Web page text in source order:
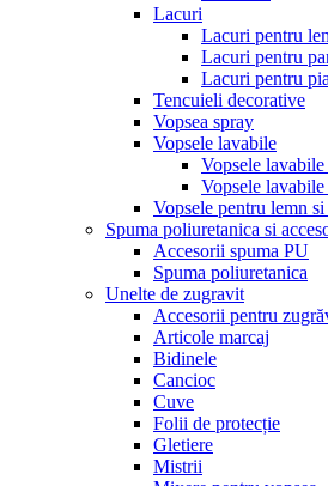
Lacuri
Lacuri pentru
Lacuri pentru
Lacuri pentru
Tencuieli decorative
Vopsea spray
Vopsele lavabile
Vopsele
Vopsele
Vopsele pentru lemn si
Spuma poliuretanica si
Accesorii spuma PU
Spuma poliuretanica
Unelte de zugravit
Accesorii pentru
Articole marcaj
Bidinele
Cancioc
Cuve
Folii de protecție
Gletiere
Mistrii